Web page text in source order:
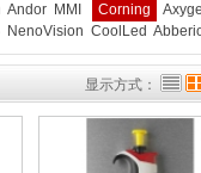
Andor MMI Corning
NenoVision CoolLed
显示方式：